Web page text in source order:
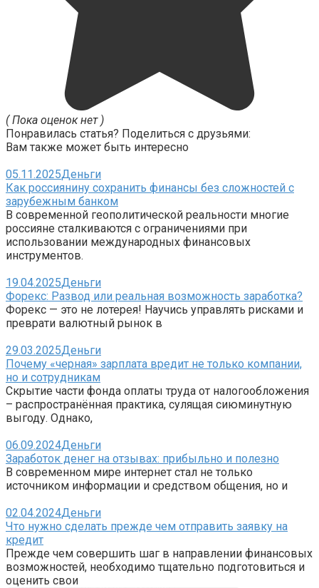
( Пока оценок нет )
Понравилась статья? Поделиться с друзьями:
Вам также может быть интересно
05.11.2025Деньги
Как россиянину сохранить финансы без сложностей с
зарубежным банком
В современной геополитической реальности многие
россияне сталкиваются с ограничениями при
использовании международных финансовых
инструментов.
19.04.2025Деньги
Форекс: Развод или реальная возможность заработка?
Форекс — это не лотерея! Научись управлять рисками и
преврати валютный рынок в
29.03.2025Деньги
Почему «черная» зарплата вредит не только компании,
но и сотрудникам
Скрытие части фонда оплаты труда от налогообложения
– распространённая практика, сулящая сиюминутную
выгоду. Однако,
06.09.2024Деньги
Заработок денег на отзывах: прибыльно и полезно
В современном мире интернет стал не только
источником информации и средством общения, но и
02.04.2024Деньги
Что нужно сделать прежде чем отправить заявку на
кредит
Прежде чем совершить шаг в направлении финансовых
возможностей, необходимо тщательно подготовиться и
оценить свои